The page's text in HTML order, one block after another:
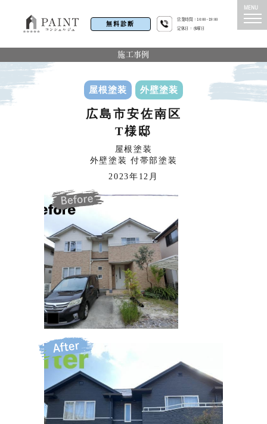
無料診断
営業時間：10:00~19:00
定休日：水曜日
施工事例
屋根塗装 外壁塗装
広島市安佐南区
T様邸
屋根塗装
外壁塗装 付帯部塗装
2023年12月